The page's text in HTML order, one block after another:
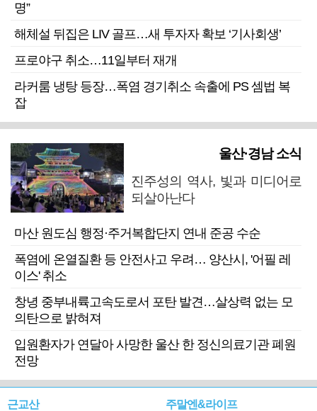
명”
해체설 뒤집은 LIV 골프…새 투자자 확보 ‘기사회생’
프로야구 취소…11일부터 재개
라커룸 냉탕 등장…폭염 경기취소 속출에 PS 셈법 복
잡
울산·경남 소식
진주성의 역사, 빛과 미디어로
되살아난다
마산 원도심 행정·주거복합단지 연내 준공 수순
폭염에 온열질환 등 안전사고 우려… 양산시, '어필 레
이스' 취소
창녕 중부내륙고속도로서 포탄 발견…살상력 없는 모
의탄으로 밝혀져
입원환자가 연달아 사망한 울산 한 정신의료기관 폐원
전망
근교산 주말엔&라이프